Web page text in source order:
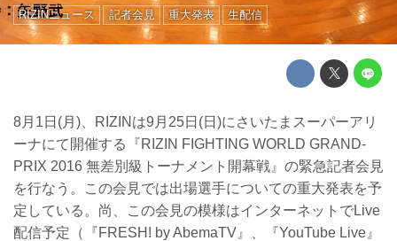
RIZINニュース 記者会見 重大発表 生配信
8月1日(月)、RIZINは9月25日(日)にさいたまスーパーアリ
ーナにて開催する『RIZIN FIGHTING WORLD GRAND-
PRIX 2016 無差別級トーナメント開幕戦』の緊急記者会見
を行なう。この会見では出場選手についての重大発表を予
定している。尚、この会見の模様はインターネットでLive
配信予定（『FRESH! by AbemaTV』、『YouTube Live』